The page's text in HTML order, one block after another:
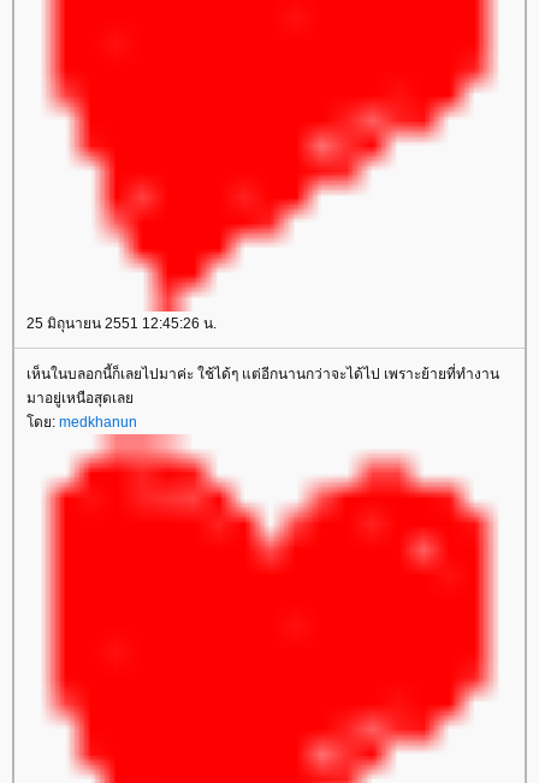
25 มิถุนายน 2551 12:45:26 น.
เห็นในบลอกนี้ก็เลยไปมาค่ะ ใช้ได้ๆ แต่อีกนานกว่าจะได้ไป เพราะย้ายที่ทำงาน
มาอยู่เหนือสุดเลย
โดย: medkhanun